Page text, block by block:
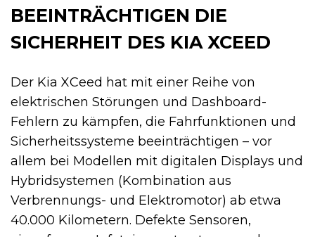
BEEINTRÄCHTIGEN DIE
SICHERHEIT DES KIA XCEED
Der Kia XCeed hat mit einer Reihe von
elektrischen Störungen und Dashboard-
Fehlern zu kämpfen, die Fahrfunktionen und
Sicherheitssysteme beeinträchtigen – vor
allem bei Modellen mit digitalen Displays und
Hybridsystemen (Kombination aus
Verbrennungs- und Elektromotor) ab etwa
40.000 Kilometern. Defekte Sensoren,